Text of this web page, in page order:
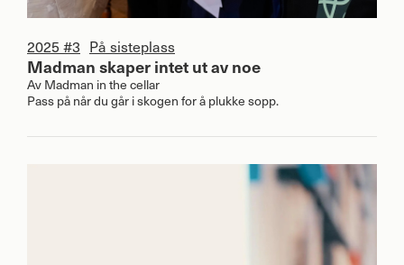
2025 #3 På sisteplass
Madman skaper intet ut av noe
AvMadman in the cellar
Pass på når du går i skogen for å plukke sopp.